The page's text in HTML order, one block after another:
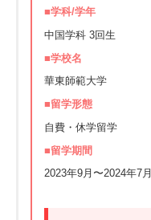
■学科/学年
中国学科 3回生
■学校名
華東師範大学
■留学形態
自費・休学留学
■留学期間
2023年9月〜2024年7月